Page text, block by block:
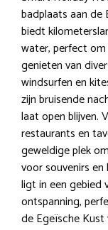
badplaats aan de
biedt
water, perfect
genieten van
windsurfen en
zijn bruisende
laat open blijven.
restaurants en
geweldige plek
voor souvenirs
ligt in een gebied
ontspanning,
de Egeïsche Kust